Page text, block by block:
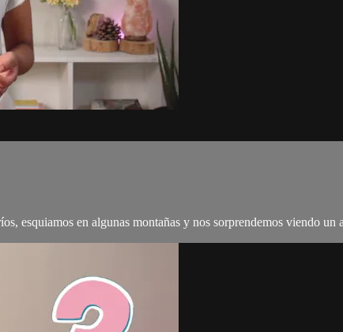
esquiamos en algunas montañas y nos sorprendemos viendo